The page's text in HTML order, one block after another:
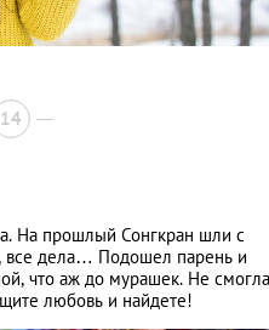
14
На прошлый Сонгкран шли с
все дела… Подошел парень и
что аж до мурашек. Не смогла
любовь и найдете!